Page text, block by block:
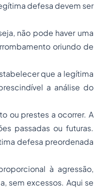
defesa devem ser
não pode haver uma
oriundo de
que a legítima
a análise do
ou prestes a ocorrer. A
passadas ou futuras.
defesa preordenada
à agressão,
sem excessos. Aqui se